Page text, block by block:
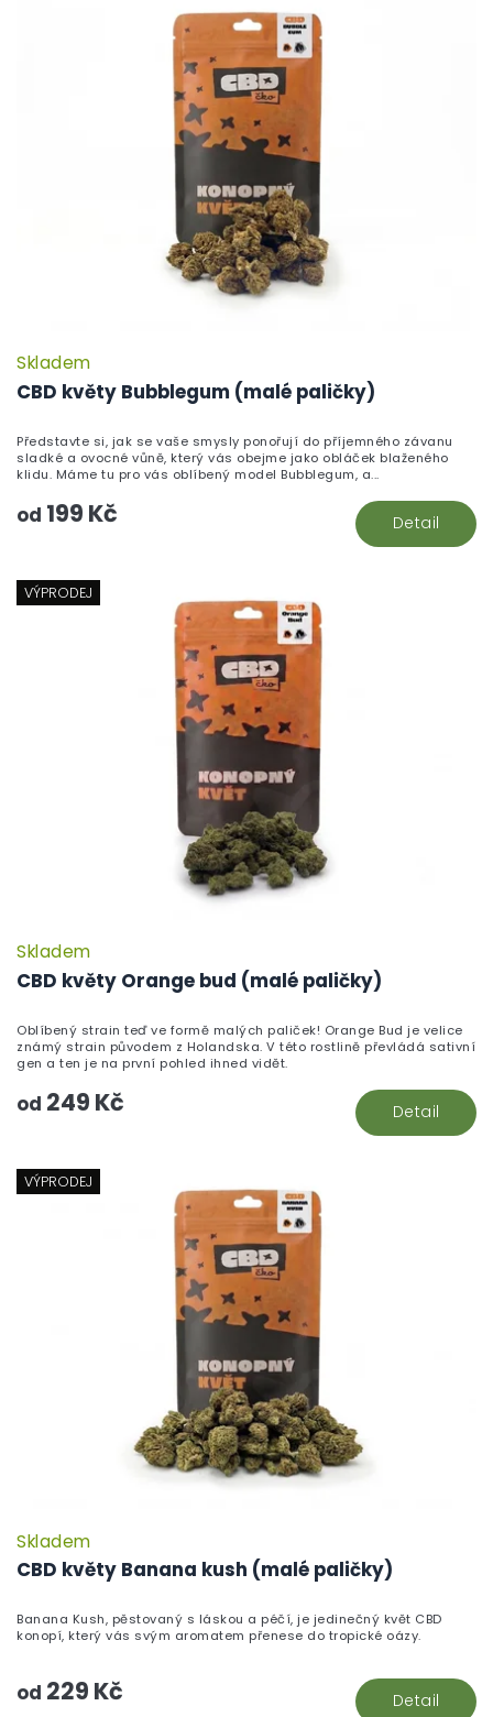
CBD květy Bubblegum (malé paličky)
Skladem
od 199 Kč Detail
Představte si, jak se vaše smysly ponořují do příjemného závanu
sladké a ovocné vůně, který vás obejme jako obláček blaženého
klidu. Máme tu pro vás oblíbený model Bubblegum, a...
VÝPRODEJ
CBD květy Orange bud (malé paličky)
Skladem
od 249 Kč Detail
Oblíbený strain teď ve formě malých paliček! Orange Bud je velice
známý strain původem z Holandska. V této rostlině převládá sativní
gen a ten je na první pohled ihned vidět.
VÝPRODEJ
CBD květy Banana kush (malé paličky)
Skladem
od 229 Kč Detail
Banana Kush, pěstovaný s láskou a péčí, je jedinečný květ CBD
konopí, který vás svým aromatem přenese do tropické oázy.